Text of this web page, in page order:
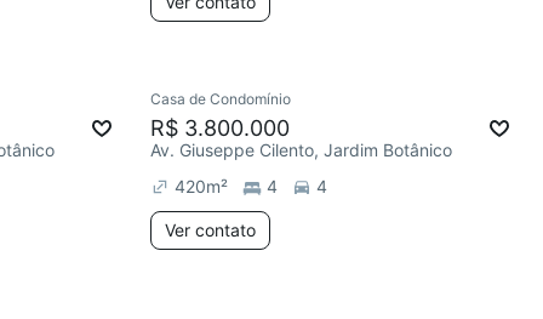
Casa de Condomínio
R$ 3.800.000
Av. Giuseppe Cilento, Jardim Botânico
420m² 4 4
Ver contato